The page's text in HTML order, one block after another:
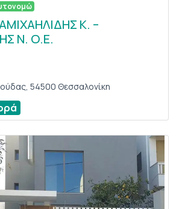
Κ. –
Ν. Ο.Ε.
54500 Θεσσαλονίκη